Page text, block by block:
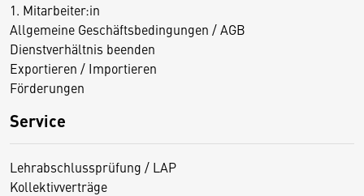
1. Mitarbeiter:in
Allgemeine Geschäftsbedingungen / AGB
Dienstverhältnis beenden
Exportieren / Importieren
Förderungen
Service
Lehrabschlussprüfung / LAP
Kollektivverträge